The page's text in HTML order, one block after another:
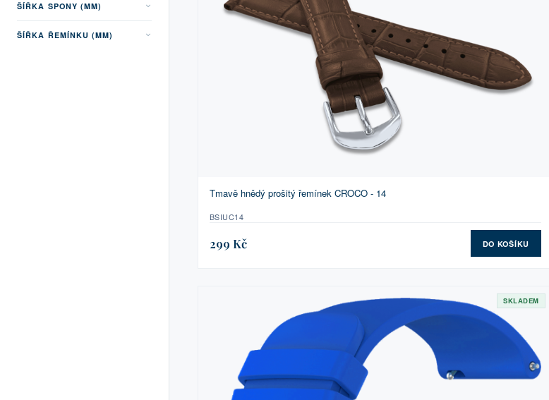
ŠÍŘKA SPONY (MM)
ŠÍŘKA ŘEMÍNKU (MM)
Tmavě hnědý prošitý řemínek CROCO - 14
BSIUC14
299 Kč DO KOŠÍKU
SKLADEM